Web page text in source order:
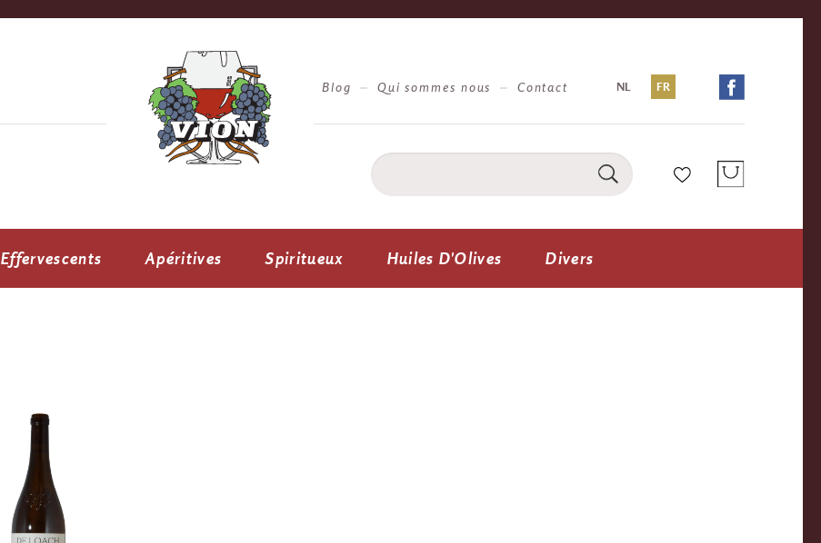
Blog Qui sommes nous Contact NL FR
Effervescents Apéritives Spiritueux Huiles D'Olives Divers